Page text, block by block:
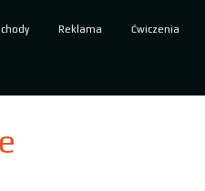
Reklama Ćwiczenia